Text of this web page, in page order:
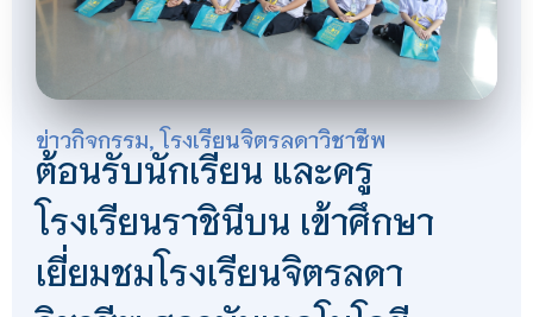
ข่าวกิจกรรม ,โรงเรียนจิตรลดาวิชาชีพ
ต้อนรับนักเรียน และครู
โรงเรียนราชินีบน เข้าศึกษา
เยี่ยมชมโรงเรียนจิตรลดา